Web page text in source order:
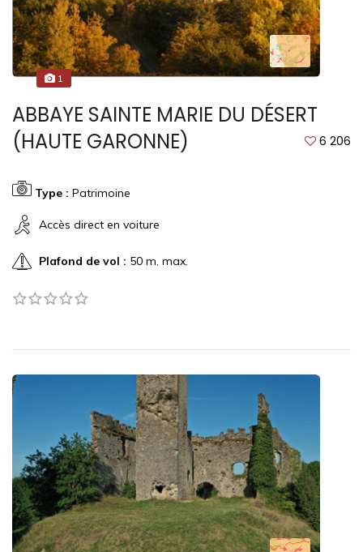
1
ABBAYE SAINTE MARIE DU DÉSERT
(HAUTE GARONNE)
6 206
Type : Patrimoine
Accès direct en voiture
Plafond de vol : 50 m. max.